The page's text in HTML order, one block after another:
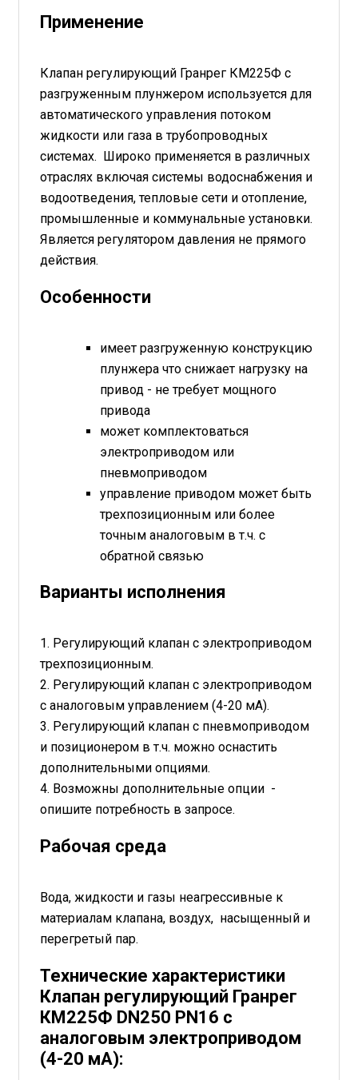
Применение
Клапан регулирующий Гранрег КМ225Ф с
разгруженным плунжером используется для
автоматического управления потоком
жидкости или газа в трубопроводных
системах. Широко применяется в различных
отраслях включая системы водоснабжения и
водоотведения, тепловые сети и отопление,
промышленные и коммунальные установки.
Является регулятором давления не прямого
действия.
Особенности
имеет разгруженную конструкцию
плунжера что снижает нагрузку на
привод - не требует мощного
привода
может комплектоваться
электроприводом или
пневмоприводом
управление приводом может быть
трехпозиционным или более
точным аналоговым в т.ч. с
обратной связью
Варианты исполнения
1. Регулирующий клапан с электроприводом
трехпозиционным.
2. Регулирующий клапан с электроприводом
c аналоговым управлением (4-20 мА).
3. Регулирующий клапан с пневмоприводом
и позиционером в т.ч. можно оснастить
дополнительными опциями.
4. Возможны дополнительные опции -
опишите потребность в запросе.
Рабочая среда
Вода, жидкости и газы неагрессивные к
материалам клапана, воздух, насыщенный и
перегретый пар.
Технические характеристики
Клапан регулирующий Гранрег
КМ225Ф DN250 PN16 с
аналоговым электроприводом
(4-20 мА):